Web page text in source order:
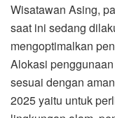
Wisatawan Asing,
saat ini sedang
mengoptimalkan
Alokasi
sesuai dengan
2025 yaitu untuk